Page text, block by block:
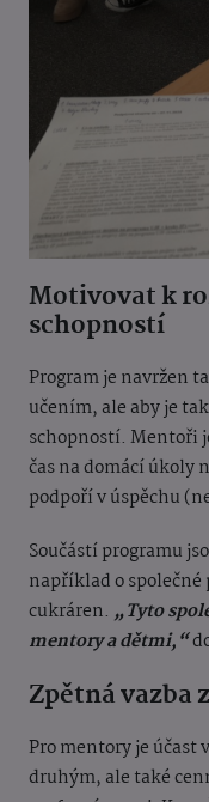
Motivovat k
schopností
Program je navržen
učením, ale aby je
schopností. Mentoři
čas na domácí úkoly
podpoří v úspěchu
Součástí programu
například o
cukráren. „Tyto
mentory a dětmi,“
Zpětná vazba
Pro mentory je
druhým, ale také